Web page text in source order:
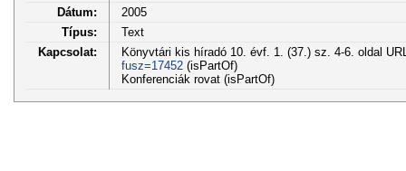
Dátum:
2005
Típus:
Text
Kapcsolat:
Könyvtári kis híradó 10. évf. 1. (37.) sz. 4-6. oldal
fusz=17452(isPartOf)
Konferenciák rovat (isPartOf)